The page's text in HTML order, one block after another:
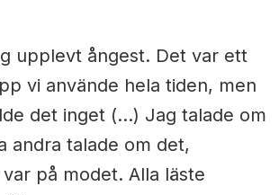
upplevt ångest. Det var ett
vi använde hela tiden, men
det inget (...) Jag talade om
andra talade om det,
på modet. Alla läste